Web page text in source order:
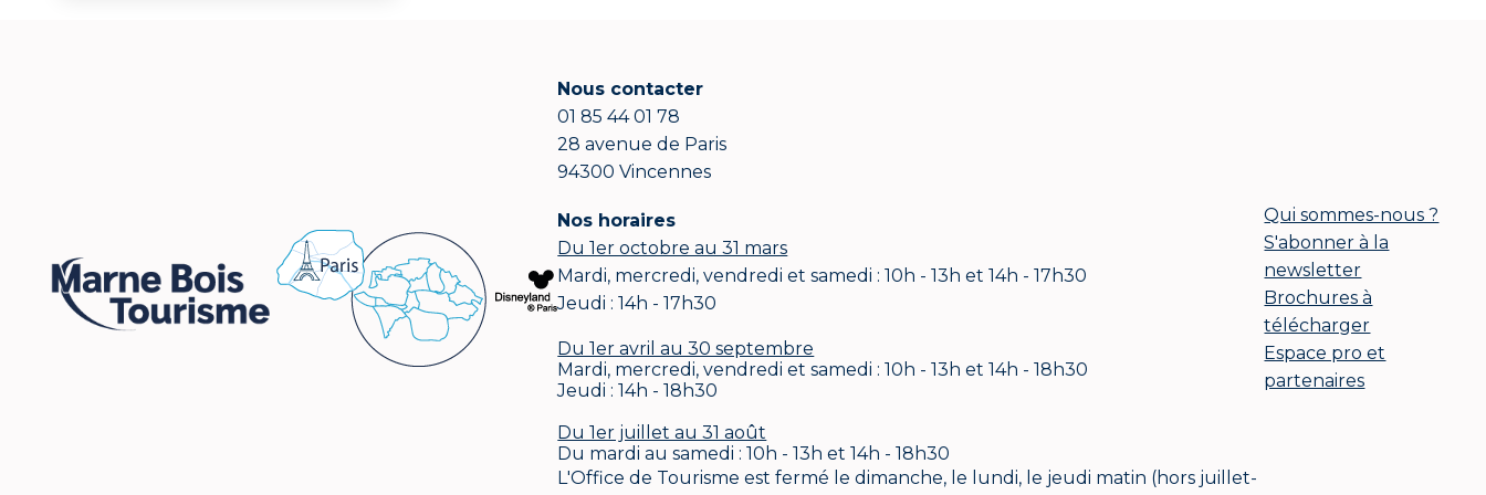
Nous contacter
01 85 44 01 78
28 avenue de Paris
94300 Vincennes
Nos horaires
Du 1er octobre au 31 mars
Mardi, mercredi, vendredi et samedi : 10h - 13h et 14h - 17h30
Jeudi : 14h - 17h30
Du 1er avril au 30 septembre
Mardi, mercredi, vendredi et samedi : 10h - 13h et 14h - 18h30
Jeudi : 14h - 18h30
Du 1er juillet au 31 août
Du mardi au samedi : 10h - 13h et 14h - 18h30
L'Office de Tourisme est fermé le dimanche, le lundi, le jeudi matin (hors juillet-
Qui sommes-nous ?
S'abonner à la
newsletter
Brochures à
télécharger
Espace pro et
partenaires